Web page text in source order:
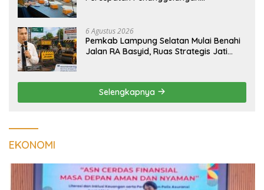
6 Agustus 2026
Pemkab Lampung Selatan Mulai Benahi
Jalan RA Basyid, Ruas Strategis Jati
Selengkapnya
EKONOMI